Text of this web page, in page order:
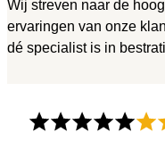
Wij streven naar de
ervaringen van onze
dé specialist is in